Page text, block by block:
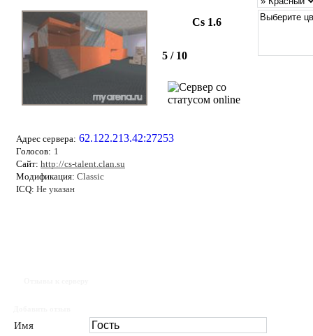
Cs 1.6
5 / 10
Адрес сервера: 62.122.213.42:27253
Голосов: 1
Сайт: http://cs-talent.clan.su
Модификация: Classic
ICQ: Не указан
Имя